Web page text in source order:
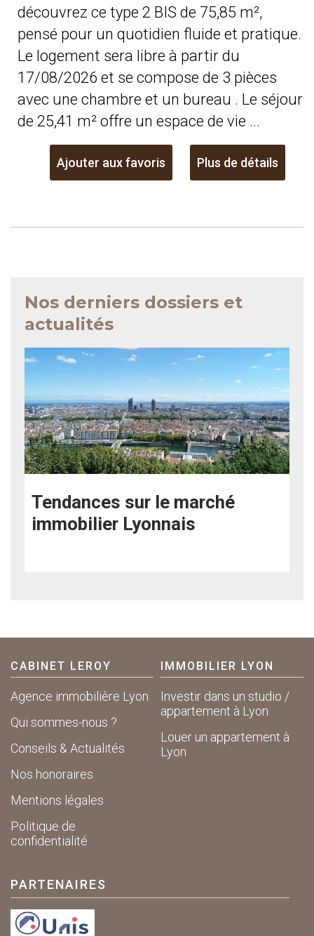
découvrez ce type 2 BIS de 75,85 m²,
pensé pour un quotidien fluide et pratique.
Le logement sera libre à partir du
17/08/2026 et se compose de 3 pièces
avec une chambre et un bureau . Le séjour
de 25,41 m² offre un espace de vie ...
Ajouter aux favoris Plus de détails
Nos derniers dossiers et
actualités
Tendances sur le marché
immobilier Lyonnais
CABINET LEROY
Agence immobilière Lyon
Qui sommes-nous ?
Conseils & Actualités
Nos honoraires
Mentions légales
Politique de
confidentialité
IMMOBILIER LYON
Investir dans un studio /
appartement à Lyon
Louer un appartement à
Lyon
PARTENAIRES